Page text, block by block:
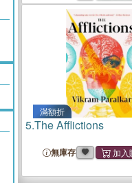
滿額折
5.The Afflictions
無庫存